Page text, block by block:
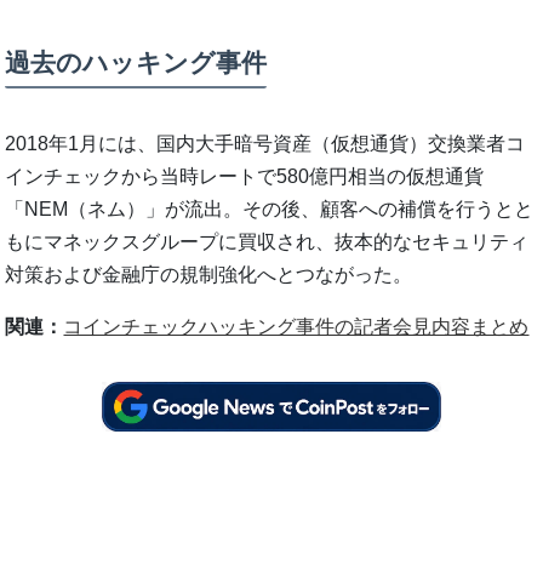
過去のハッキング事件
2018年1月には、国内大手暗号資産（仮想通貨）交換業者コ
インチェックから当時レートで580億円相当の仮想通貨
「NEM（ネム）」が流出。その後、顧客への補償を行うとと
もにマネックスグループに買収され、抜本的なセキュリティ
対策および金融庁の規制強化へとつながった。
関連： コインチェックハッキング事件の記者会見内容まとめ